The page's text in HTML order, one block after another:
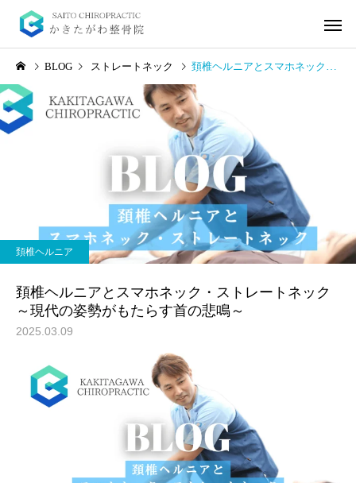
起立性調節障害
起立性調節障害の症状5選
～理解と予防のために～
坐骨神経痛
坐骨神経痛の本質に向
う3選
BLOG ストレートネック 頚椎ヘルニアとスマホネック・ストレートネック ～現代の姿勢がもたらす首の悲鳴～
頚椎ヘルニア
頚椎ヘルニアとスマホネック・ストレートネック
～現代の姿勢がもたらす首の悲鳴～
2025.03.09